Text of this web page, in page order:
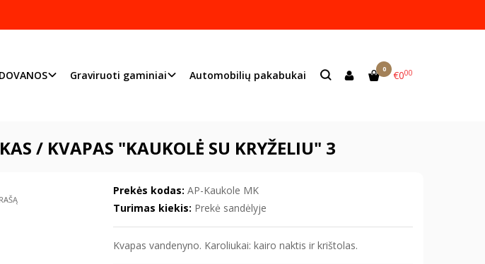
DOVANOS Graviruoti gaminiai Automobilių pakabukai 0 €000
ir graviruojame lazeriu.
individualius užsakymus: info@mildeco.lt
/ KVAPAS "KAUKOLĖ SU KRYŽELIU" 3
Prekės kodas: AP-Kaukole MK
Turimas kiekis: Prekė sandėlyje
Kvapas vandenyno. Karoliukai: kairo naktis ir krištolas.